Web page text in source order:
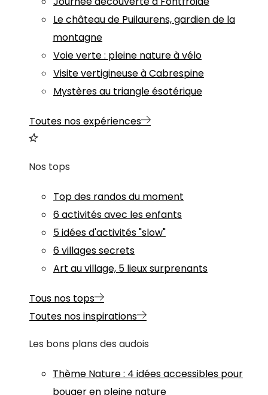
Le château de Puilaurens, gardien de la
montagne
Voie verte : pleine nature à vélo
Visite vertigineuse à Cabrespine
Mystères au triangle ésotérique
Toutes nos expériences
Nos tops
Top des randos du moment
6 activités avec les enfants
5 idées d'activités "slow"
6 villages secrets
Art au village, 5 lieux surprenants
Tous nos tops
Toutes nos inspirations
Les bons plans des audois
Thème Nature: 4 idées accessibles pour
bouger en pleine nature